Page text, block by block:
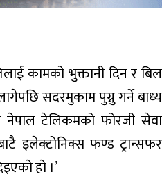
कामको भुक्तानी दिन र बिल
सदरमुकाम पुग्नु गर्ने बाध्य
नेपाल टेलिकमको फोरजी सेवा
इलेक्टोनिक्स फण्ड ट्रान्सफर
हाे ।’